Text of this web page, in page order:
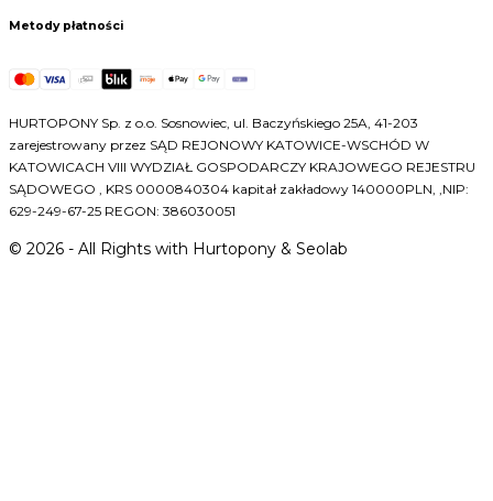
Metody płatności
HURTOPONY Sp. z o.o. Sosnowiec, ul. Baczyńskiego 25A, 41-203
zarejestrowany przez SĄD REJONOWY KATOWICE-WSCHÓD W
KATOWICACH VIII WYDZIAŁ GOSPODARCZY KRAJOWEGO REJESTRU
SĄDOWEGO , KRS 0000840304 kapitał zakładowy 140000PLN, ,NIP:
629-249-67-25 REGON: 386030051
© 2026 - All Rights with Hurtopony & Seolab